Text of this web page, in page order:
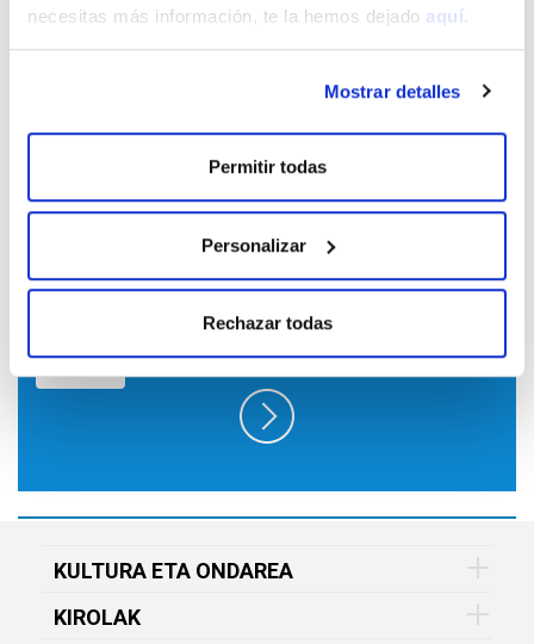
necesitas más información, te la hemos dejado aquí.
Mostrar detalles
Permitir todas
Personalizar
Rechazar todas
Jaibus - 2026ko Andre Maria Zuria eta abuztua
HARPIDETU GOGOKOEN DUZUN VITAL
FUNDAZIOAREN ESKAINTZARA, HORRI
BURUZKO INFORMAZIOA ZURE
JASOTZEKO
KULTURA ETA ONDAREA
KIROLAK